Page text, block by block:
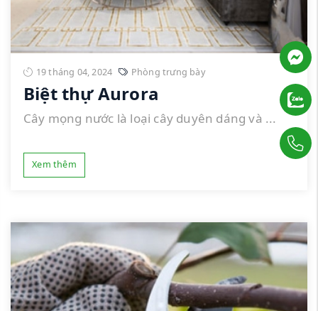
19 tháng 04, 2024 Phòng trưng bày
Biệt thự Aurora
Cây mọng nước là loại cây duyên dáng và ...
Xem thêm